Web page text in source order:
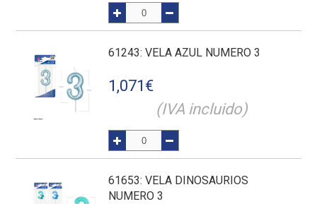
61243: VELA AZUL NUMERO 3
1,071 €
(IVA incluido)
61653: VELA DINOSAURIOS
NUMERO 3